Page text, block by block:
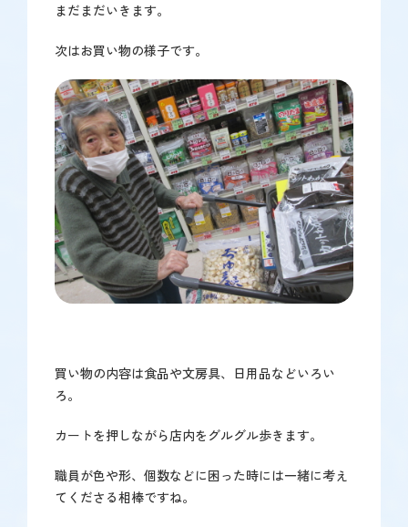
まだまだいきます。
次はお買い物の様子です。
買い物の内容は食品や文房具、日用品などいろい
ろ。
カートを押しながら店内をグルグル歩きます。
職員が色や形、個数などに困った時には一緒に考え
てくださる相棒ですね。